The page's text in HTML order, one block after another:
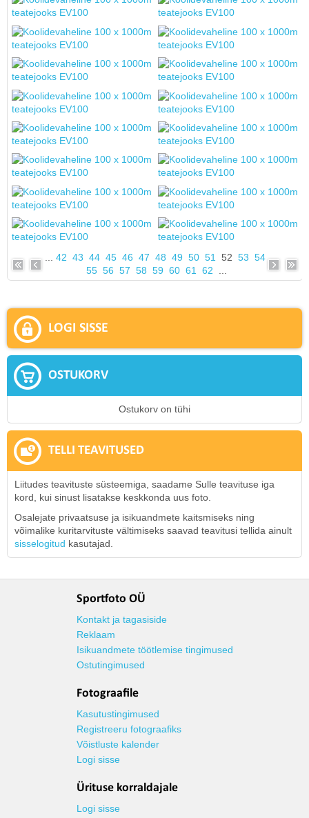
42 43 44 45 46 47 48 49 50 51 52 53 54
55 56 57 58 59 60 61 62
LOGI SISSE
OSTUKORV
Ostukorv on tühi
TELLI TEAVITUSED
Liitudes teavituste süsteemiga, saadame Sulle teavituse iga
kord, kui sinust lisatakse keskkonda uus foto.
Osalejate privaatsuse ja isikuandmete kaitsmiseks ning
võimalike kuritarvituste vältimiseks saavad teavitusi tellida ainult
sisselogitud kasutajad.
Sportfoto OÜ
Kontakt ja tagasiside
Reklaam
Isikuandmete töötlemise tingimused
Ostutingimused
Fotograafile
Kasutustingimused
Registreeru fotograafiks
Võistluste kalender
Logi sisse
Ürituse korraldajale
Logi sisse